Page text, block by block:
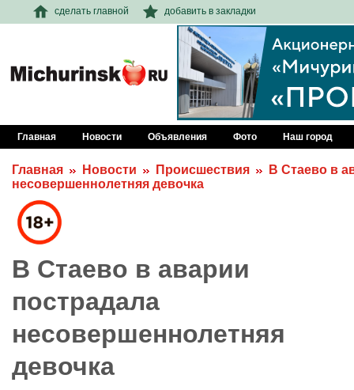
сделать главной добавить в закладки
Главная Новости Объявления Фото Наш город
Главная Новости Происшествия
В Стаево в
несовершеннолетняя девочка
В Стаево в аварии
пострадала
несовершеннолетняя
девочка